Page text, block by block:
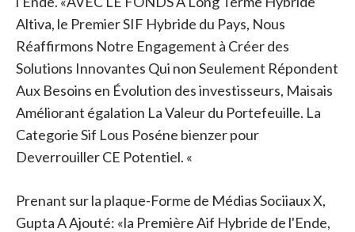
Altiva, le Premier SIF Hybride du Pays, Nous
Réaffirmons Notre Engagement à Créer des
Solutions Innovantes Qui non Seulement Répondent
Aux Besoins en Évolution des investisseurs, Maisais
Améliorant égalation La Valeur du Portefeuille. La
Categorie Sif Lous Poséne bienzer pour
Deverrouiller CE Potentiel. «
Prenant sur la plaque-Forme de Médias Sociiaux X,
Gupta A Ajouté: «la Première Aif Hybride de l'Ende,